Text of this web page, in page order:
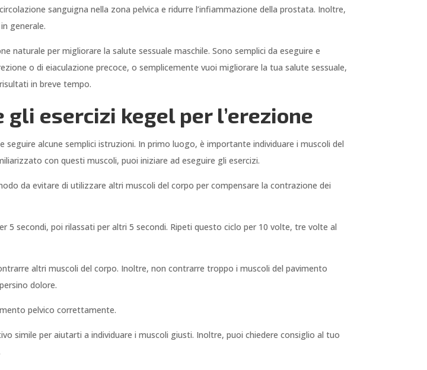
sanguigna nella zona pelvica e ridurre l’infiammazione della prostata. Inoltre,
generale.
naturale per migliorare la salute sessuale maschile. Sono semplici da eseguire e
o di eiaculazione precoce, o semplicemente vuoi migliorare la tua salute sessuale,
in breve tempo.
esercizi kegel per l’erezione
alcune semplici istruzioni. In primo luogo, è importante individuare i muscoli del
con questi muscoli, puoi iniziare ad eseguire gli esercizi.
da evitare di utilizzare altri muscoli del corpo per compensare la contrazione dei
secondi, poi rilassati per altri 5 secondi. Ripeti questo ciclo per 10 volte, tre volte al
altri muscoli del corpo. Inoltre, non contrarre troppo i muscoli del pavimento
dolore.
pelvico correttamente.
simile per aiutarti a individuare i muscoli giusti. Inoltre, puoi chiedere consiglio al tuo